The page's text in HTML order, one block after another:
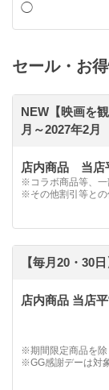
◯
セール・お
NEW【映画を
月～2027年2月
店内商品 当店
※コラボ商品等、一
※その他割引等との
【毎月20・30
店内商品 当店
※期間限定商品を除
※GG感謝デーは対